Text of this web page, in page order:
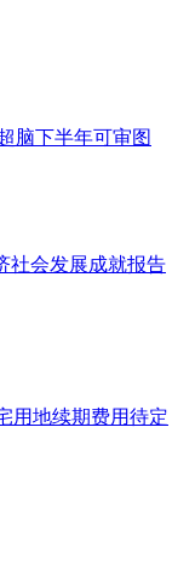
脑下半年可审图
社会发展成就报告
用地续期费用待定